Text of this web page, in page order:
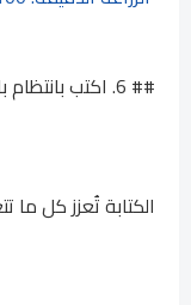
## 6. اكتب بانتظام باللغة الإنجليزية
الكتابة تُعزز كل ما